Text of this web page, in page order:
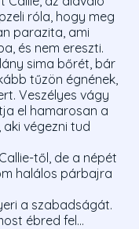
róla, hogy meg
parazita, ami
és nem ereszti.
sima bőrét, bár
tűzön égnének,
Veszélyes vágy
el hamarosan a
végezni tud
től, de a népét
halálos párbajra
a szabadságát.
ébred fel...